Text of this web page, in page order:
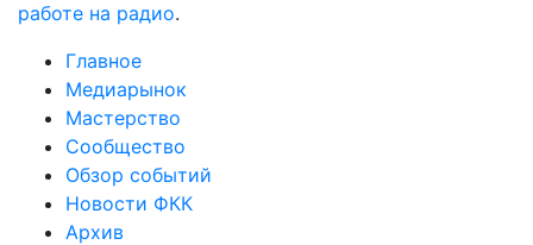
работе на радио.
Главное
Медиарынок
Мастерство
Сообщество
Обзор событий
Новости ФКК
Архив